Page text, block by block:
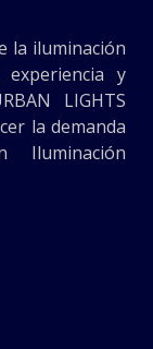
la iluminación
y
LIGHTS
la demanda
Iluminación